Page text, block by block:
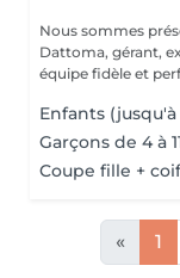
Nous sommes
Dattoma, gérant,
équipe fidèle et
Enfants (jusqu'à
Garçons de 4 à
Coupe fille +
« 1